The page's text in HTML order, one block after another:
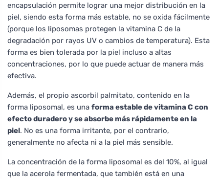
encapsulación permite lograr una mejor distribución en la
piel, siendo esta forma más estable, no se oxida fácilmente
(porque los liposomas protegen la vitamina C de la
degradación por rayos UV o cambios de temperatura). Esta
forma es bien tolerada por la piel incluso a altas
concentraciones, por lo que puede actuar de manera más
efectiva.
Además, el propio ascorbil palmitato, contenido en la
forma liposomal, es una forma estable de vitamina C con
efecto duradero y se absorbe más rápidamente en la
piel. No es una forma irritante, por el contrario,
generalmente no afecta ni a la piel más sensible.
La concentración de la forma liposomal es del 10%, al igual
que la acerola fermentada, que también está en una